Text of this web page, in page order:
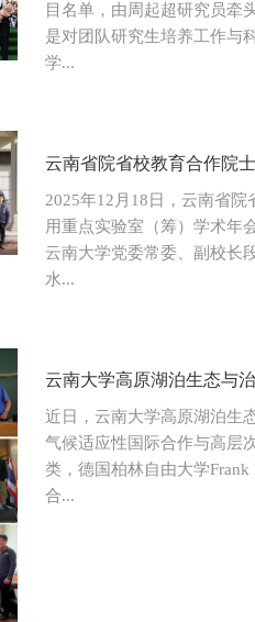
目名单，由周起超研究员牵
是对团队研究生培养工作与
学...
云南省院省校教育合作院
2025年12月18日，云南省
用重点实验室（筹）学术年
云南大学党委常委、副校长
水...
云南大学高原湖泊生态与
近日，云南大学高原湖泊生
气候适应性国际合作与高层
类，德国柏林自由大学
合...